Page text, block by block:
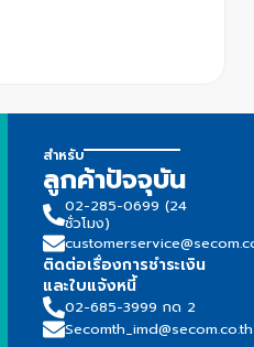
สำหรับ
ลูกค้าปัจจุบัน
02-285-0699 (24
ชั่วโมง)
ติดต่อเรื่องการชำระเงิน
และใบแจ้งหนี้
02-685-3999 กด 2
Secomth_imd@secom.co.th